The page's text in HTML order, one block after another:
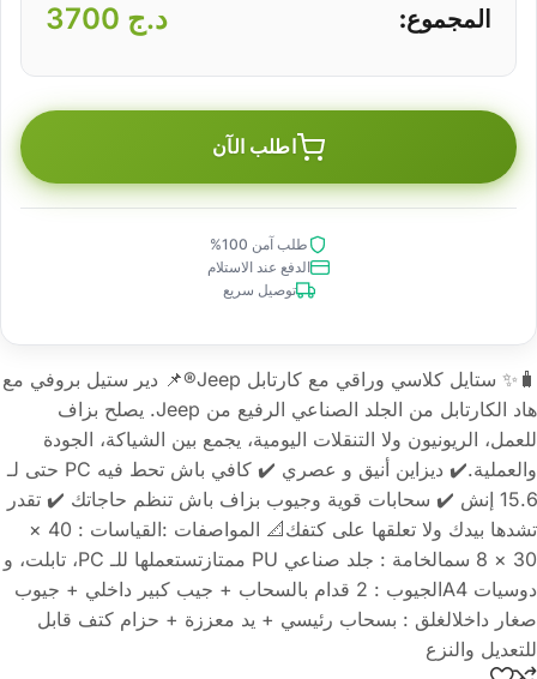
المجموع: د.ج
اطلب الآن
طلب آمن 100%
الدفع عند الاستلام
توصيل سريع
🧳✨ ستايل كلاسي وراقي مع كارتابل Jeep®📌 دير ستيل بروفي مع
هاد الكارتابل من الجلد الصناعي الرفيع من Jeep. يصلح بزاف
للعمل، الريونيون ولا التنقلات اليومية، يجمع بين الشياكة، الجودة
والعملية.✔️ ديزاين أنيق و عصري ✔️ كافي باش تحط فيه PC حتى لـ
15.6 إنش ✔️ سحابات قوية وجيوب بزاف باش تنظم حاجاتك ✔️ تقدر
تشدها بيدك ولا تعلقها على كتفك📐 المواصفات :القياسات : 40 ×
30 × 8 سمالخامة : جلد صناعي PU ممتازتستعملها للـ PC، تابلت، و
دوسيات A4الجيوب : 2 قدام بالسحاب + جيب كبير داخلي + جيوب
صغار داخلالغلق : بسحاب رئيسي + يد معززة + حزام كتف قابل
للتعديل والنزع